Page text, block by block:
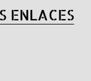
ENLACES